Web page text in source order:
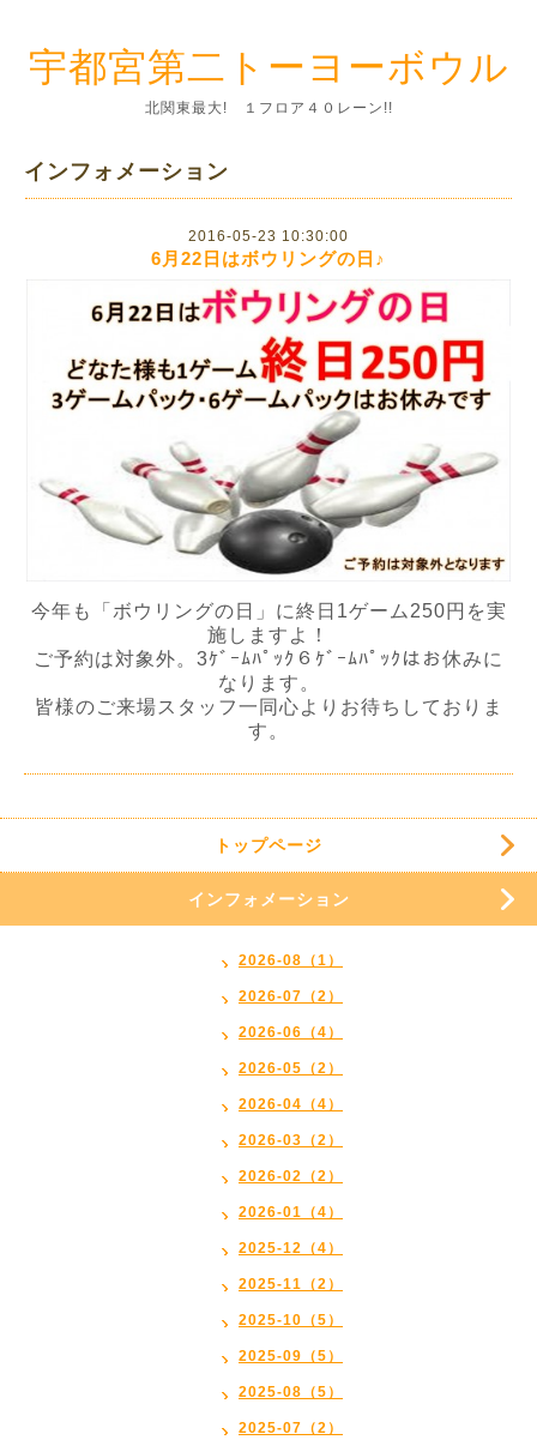
宇都宮第二トーヨーボウル
北関東最大! １フロア４０レーン!!
インフォメーション
2016-05-23 10:30:00
6月22日はボウリングの日♪
今年も「ボウリングの日」に終日1ゲーム250円を実
施しますよ！
ご予約は対象外。3ｹﾞｰﾑﾊﾟｯｸ６ｹﾞｰﾑﾊﾟｯｸはお休みに
なります。
皆様のご来場スタッフ一同心よりお待ちしておりま
す。
トップページ
インフォメーション
2026-08（1）
2026-07（2）
2026-06（4）
2026-05（2）
2026-04（4）
2026-03（2）
2026-02（2）
2026-01（4）
2025-12（4）
2025-11（2）
2025-10（5）
2025-09（5）
2025-08（5）
2025-07（2）